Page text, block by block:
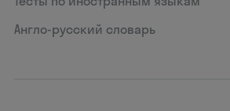
Англо-русский словарь